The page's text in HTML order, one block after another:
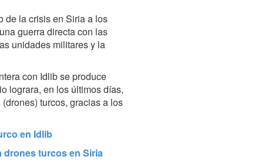
de la crisis en Siria a los
guerra directa con las
unidades militares y la
con Idlib se produce
lograra, en los últimos días,
turcos, gracias a los
en Idlib
drones turcos en Siria